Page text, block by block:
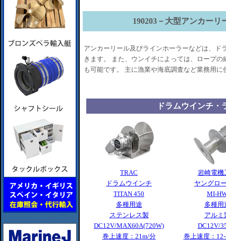
190203－大型アンカー
アンカーリール及びラインホーラーなどは、ド
きます。 また、ウンイチによっては、ロープ
も可能です。 主に漁業や海底調査など業務用に
ドラムウインチ・
TRAC
ドラムウインチ
TITAN 450
多種用途
ステンレス製
DC12V/MAX60A(720W)
巻上速度：21m/分
岩崎電機
ヤングロ
MI-
多種用
アルミ
DC12V/
巻上速度：